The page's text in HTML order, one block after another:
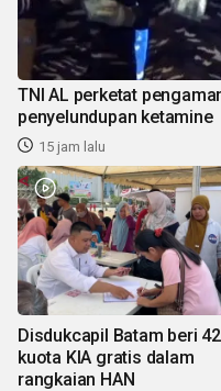
TNI AL perketat
penyelundupan ketamine
15 jam lalu
Disdukcapil Batam beri
kuota KIA gratis dalam
rangkaian HAN